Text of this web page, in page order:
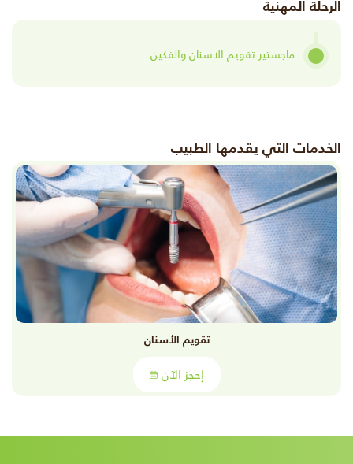
الرحلة المهنية
ماجستير تقويم الاسنان والفكين.
الخدمات التي يقدمها الطبيب
تقويم الأسنان
إحجز الآن